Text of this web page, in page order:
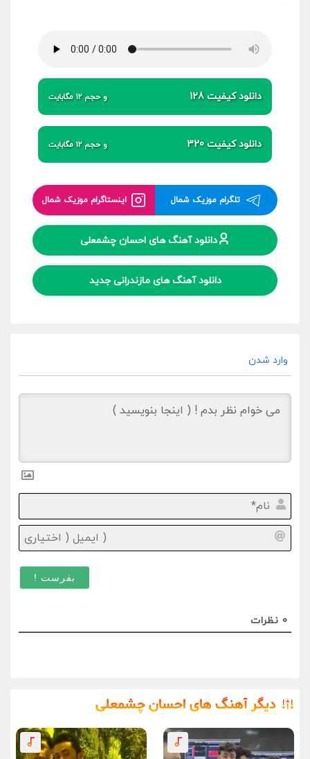
دانلود کیفیت 128 و حجم 12 مگابایت
دانلود کیفیت 320 و حجم 12 مگابایت
تلگرام موزیک شمال اینستاگرام موزیک شمال
دانلود آهنگ های احسان چشمعلی
دانلود آهنگ های مازندرانی جدید
وارد شدن
نام*
0 نظرات
دیگر آهنگ های احسان چشمعلی